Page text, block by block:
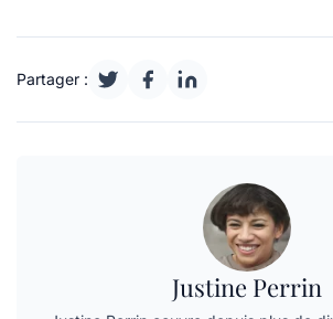
Partager :
Justine Perrin